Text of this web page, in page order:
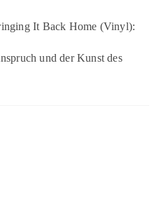
It Back Home (Vinyl):
und der Kunst des